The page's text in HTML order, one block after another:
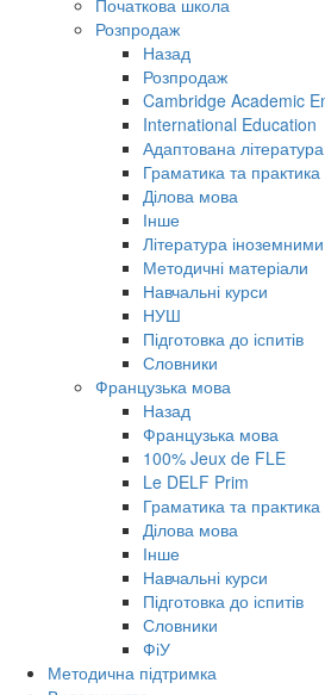
Початкова школа
Розпродаж
Назад
Розпродаж
Cambridge Academic
International Education
Адаптована література
Граматика та практика
Ділова мова
Інше
Література
Методичні матеріали
Навчальні курси
НУШ
Підготовка до іспитів
Словники
Французька мова
Назад
Французька мова
100% Jeux de FLE
Le DELF Prim
Граматика та практика
Ділова мова
Інше
Навчальні курси
Підготовка до іспитів
Словники
ФіУ
Методична підтримка